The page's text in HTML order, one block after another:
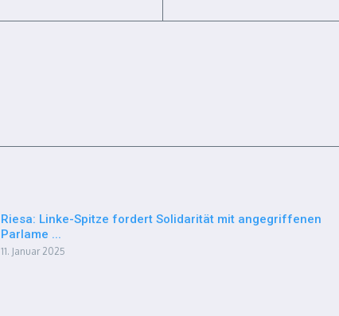
Riesa: Linke-Spitze fordert Solidarität mit angegriffenen
Parlame ...
11. Januar 2025